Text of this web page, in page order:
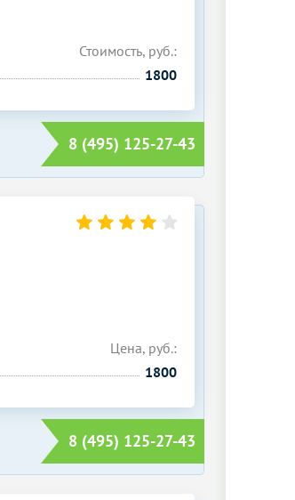
Стоимость, руб.:
1800
8 (495) 125-27-43
Цена, руб.:
1800
8 (495) 125-27-43